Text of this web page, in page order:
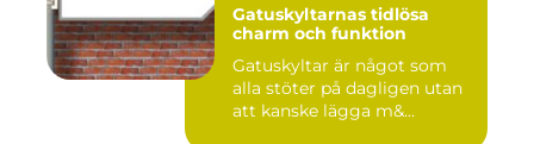
Gatuskyltarnas tidlösa
charm och funktion
Gatuskyltar är något som
alla stöter på dagligen utan
att kanske lägga m&...